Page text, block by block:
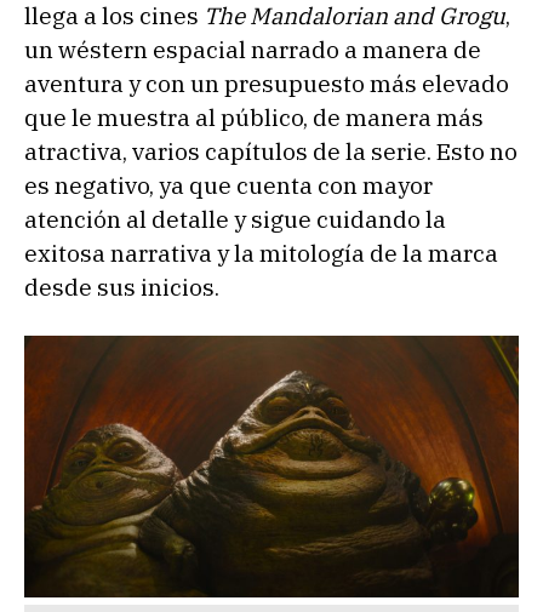
llega a los cines The Mandalorian and Grogu,
un wéstern espacial narrado a manera de
aventura y con un presupuesto más elevado
que le muestra al público, de manera más
atractiva, varios capítulos de la serie. Esto no
es negativo, ya que cuenta con mayor
atención al detalle y sigue cuidando la
exitosa narrativa y la mitología de la marca
desde sus inicios.